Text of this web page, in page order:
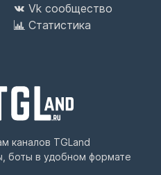
Vk сообщество
Статистика
каналов TGLand
боты в удобном формате